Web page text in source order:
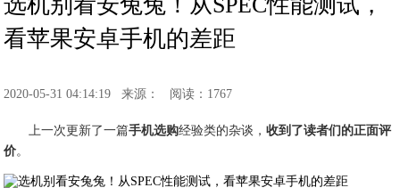
看苹果安卓手机的差距
2020-05-31 04:14:19 来源： 阅读：1767
上一次更新了一篇手机选购经验类的杂谈，收到了读者们的正面评
价。